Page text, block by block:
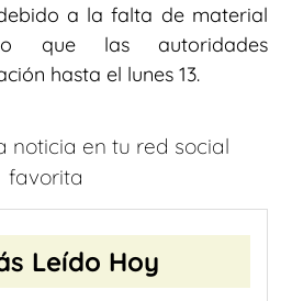
a la falta de material
que las autoridades
hasta el lunes 13.
noticia en tu red social
favorita
Leído Hoy